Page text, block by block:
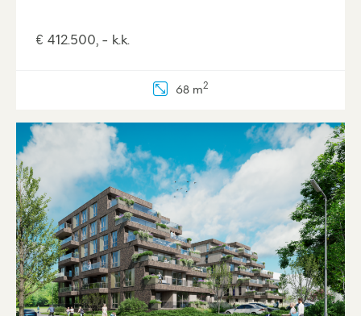
de weekmarkt. Zo heeft Veenendaal-oost een
grote supermarkten en kleine, lokale winkels.
Verse vis, kaas en groenten haal je elke dinsdag
bij de marktkramen op De Brink.
De afbeeldingen geven een impressie van de
woningtypes, hier kunnen geen rechten aan
ontleend worden.
€ 412.500, - k.k.
68 m2